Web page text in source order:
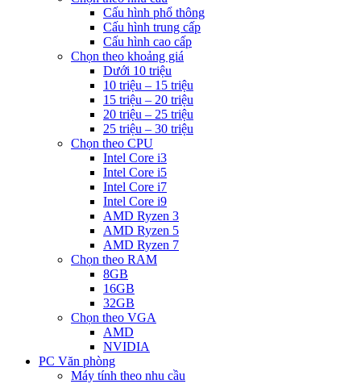
Cấu hình phổ thông
Cấu hình trung cấp
Cấu hình cao cấp
Chọn theo khoảng giá
Dưới 10 triệu
10 triệu – 15 triệu
15 triệu – 20 triệu
20 triệu – 25 triệu
25 triệu – 30 triệu
Chọn theo CPU
Intel Core i3
Intel Core i5
Intel Core i7
Intel Core i9
AMD Ryzen 3
AMD Ryzen 5
AMD Ryzen 7
Chọn theo RAM
8GB
16GB
32GB
Chọn theo VGA
AMD
NVIDIA
PC Văn phòng
Máy tính theo nhu cầu